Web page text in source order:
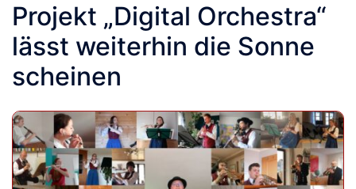
Projekt „Digital Orchestra“
lässt weiterhin die Sonne
scheinen